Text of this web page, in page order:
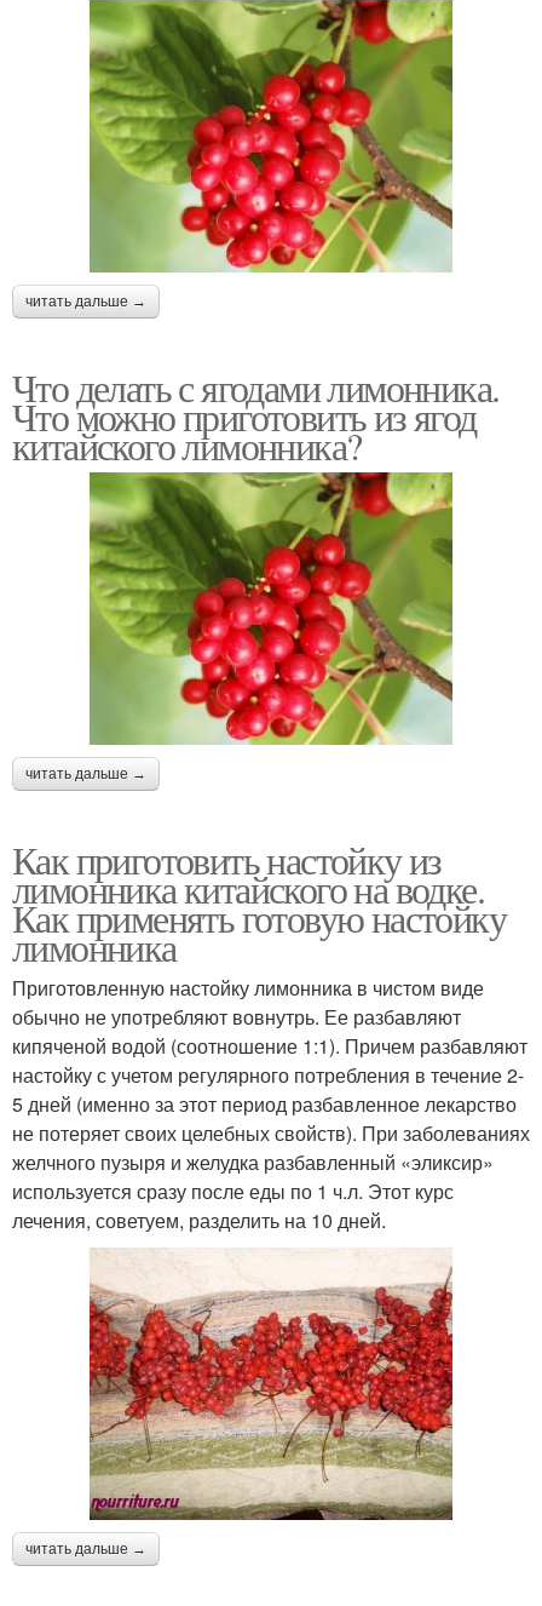
читать дальше →
Что делать с ягодами лимонника.
Что можно приготовить из ягод
китайского лимонника?
читать дальше →
Как приготовить настойку из
лимонника китайского на водке.
Как применять готовую настойку
лимонника
Приготовленную настойку лимонника в чистом виде
обычно не употребляют вовнутрь. Ее разбавляют
кипяченой водой (соотношение 1:1). Причем разбавляют
настойку с учетом регулярного потребления в течение 2-
5 дней (именно за этот период разбавленное лекарство
не потеряет своих целебных свойств). При заболеваниях
желчного пузыря и желудка разбавленный «эликсир»
используется сразу после еды по 1 ч.л. Этот курс
лечения, советуем, разделить на 10 дней.
читать дальше →